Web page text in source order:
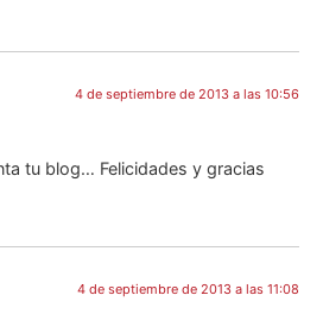
4 de septiembre de 2013 a las 10:56
tu blog… Felicidades y gracias
4 de septiembre de 2013 a las 11:08